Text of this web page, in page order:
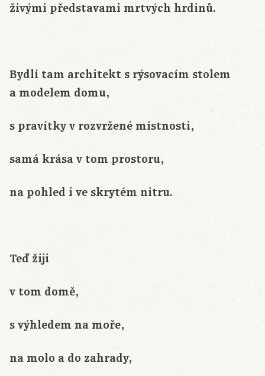
živými představami mrtvých hrdinů.
Bydlí tam architekt s rýsovacím stolem
a modelem domu,
s pravítky v rozvržené místnosti,
samá krása v tom prostoru,
na pohled i ve skrytém nitru.
Teď žiji
v tom domě,
s výhledem na moře,
na molo a do zahrady,